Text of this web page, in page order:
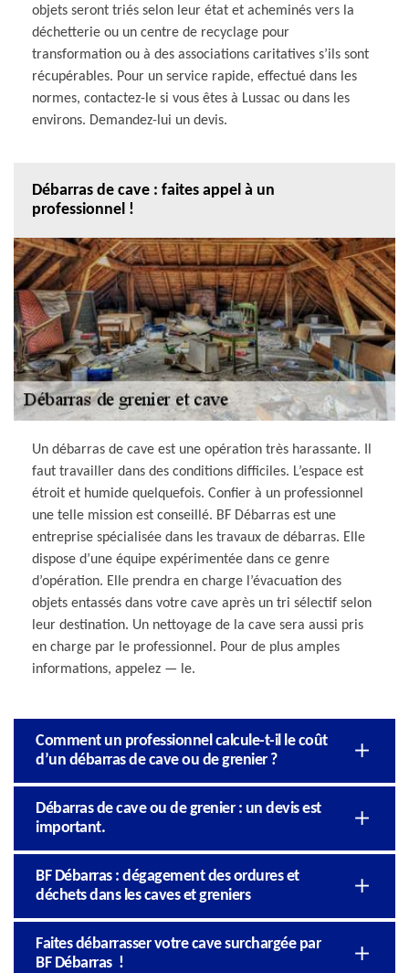
objets seront triés selon leur état et acheminés vers la
déchetterie ou un centre de recyclage pour
transformation ou à des associations caritatives s’ils sont
récupérables. Pour un service rapide, effectué dans les
normes, contactez-le si vous êtes à Lussac ou dans les
environs. Demandez-lui un devis.
Débarras de cave : faites appel à un
professionnel !
Un débarras de cave est une opération très harassante. Il
faut travailler dans des conditions difficiles. L’espace est
étroit et humide quelquefois. Confier à un professionnel
une telle mission est conseillé. BF Débarras est une
entreprise spécialisée dans les travaux de débarras. Elle
dispose d’une équipe expérimentée dans ce genre
d’opération. Elle prendra en charge l’évacuation des
objets entassés dans votre cave après un tri sélectif selon
leur destination. Un nettoyage de la cave sera aussi pris
en charge par le professionnel. Pour de plus amples
informations, appelez — le.
Comment un professionnel calcule-t-il le coût
d’un débarras de cave ou de grenier ?
Débarras de cave ou de grenier : un devis est
important.
BF Débarras : dégagement des ordures et
déchets dans les caves et greniers
Faites débarrasser votre cave surchargée par
BF Débarras !